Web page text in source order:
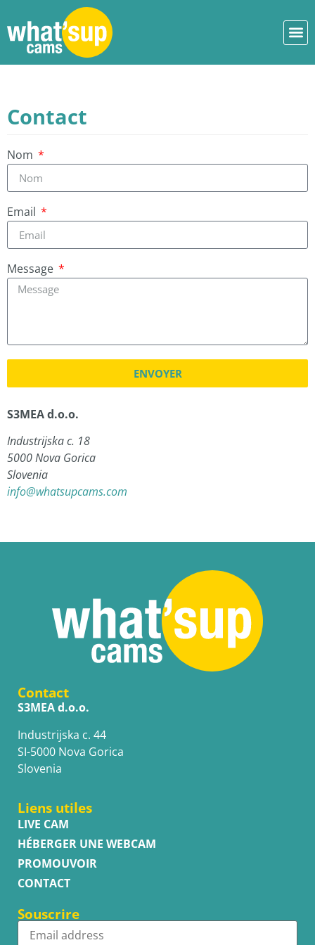
Contact
Nom
Email
Message
ENVOYER
S3MEA d.o.o.
Industrijska c. 18
5000 Nova Gorica
Slovenia
info@whatsupcams.com
Contact
S3MEA d.o.o.
Industrijska c. 44
SI-5000 Nova Gorica
Slovenia
Liens utiles
LIVE CAM
HÉBERGER UNE WEBCAM
PROMOUVOIR
CONTACT
Souscrire